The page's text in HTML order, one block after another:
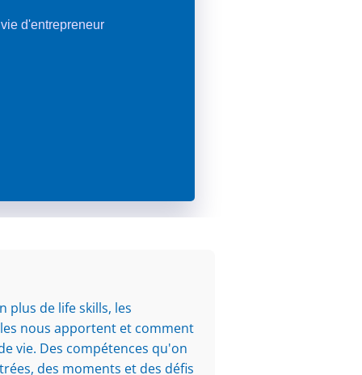
d'entrepreneur
plus de life skills, les
nous apportent et comment
vie. Des compétences qu'on
des moments et des défis